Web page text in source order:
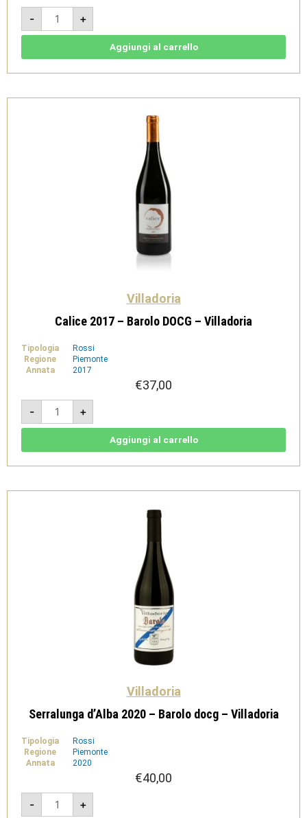
-
Calice
2016
-
Barolo
quantità
+
Aggiungi al carrello
Villadoria
Calice 2017 – Barolo DOCG – Villadoria
Tipologia
Rossi
Regione
Piemonte
Annata
2017
€37,00
-
Calice
2017
-
Barolo
quantità
+
Aggiungi al carrello
Villadoria
Serralunga d’Alba 2020 – Barolo docg – Villadoria
Tipologia
Rossi
Regione
Piemonte
Annata
2020
€40,00
-
Serralunga
d'Alba
2020
+